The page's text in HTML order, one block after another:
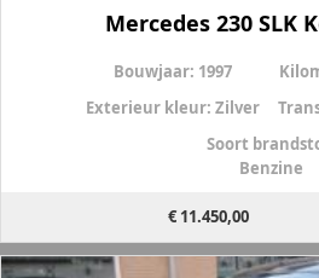
Mercedes 230 SLK
Bouwjaar: 1997
Exterieur kleur: Zilver
Soort
Benzine
€ 11.450,00